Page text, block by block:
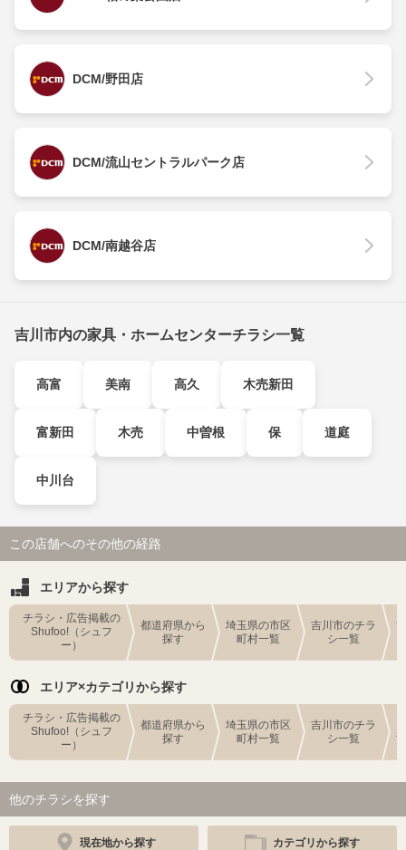
DCM/野田店
DCM/流山セントラルパーク店
DCM/南越谷店
吉川市内の家具・ホームセンターチラシ一覧
高富 美南 高久 木売新田
富新田 木売 中曽根 保 道庭
中川台
この店舗へのその他の経路
エリアから探す
チラシ・広告掲載の
Shufoo!（シュフ
ー）
都道府県から
探す
埼玉県の市区
町村一覧
吉川市のチラ
シ一覧
エリア×カテゴリから探す
チラシ・広告掲載の
Shufoo!（シュフ
ー）
都道府県から
探す
埼玉県の市区
町村一覧
吉川市のチラ
シ一覧
他のチラシを探す
現在地から探す カテゴリから探す